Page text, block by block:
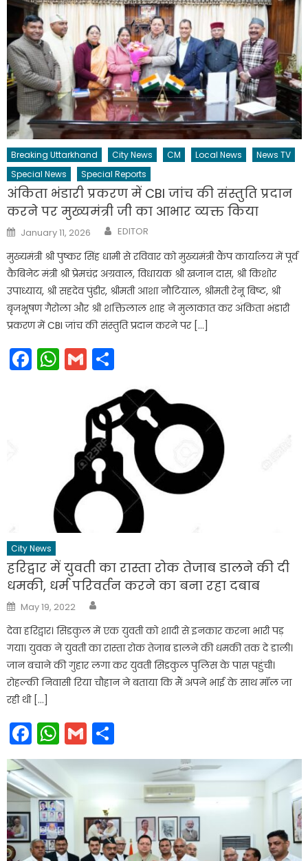
Breaking Uttarkhand City News CM Local News
News TV
Special News
Special Reports
अंकिता भंडारी प्रकरण में CBI जांच की संस्तुति प्रदान
करने पर मुख्यमंत्री जी का आभार व्यक्त किया
Posted
on
January 11, 2026 Author
EDITOR
मुख्यमंत्री श्री पुष्कर सिंह धामी से रविवार को मुख्यमंत्री कैंप कार्यालय में पूर्व
कैबिनेट मंत्री श्री प्रेमचंद्र अग्रवाल, विधायक श्री खजान दास, श्री किशोर
उपाध्याय, श्री सहदेव पुंडीर, श्रीमती आशा नौटियाल, श्रीमती रेनू बिष्ट, श्री
बृजभूषण गैरोला और श्री शक्तिलाल शाह ने मुलाकात कर अंकिता भंडारी
प्रकरण में CBI जांच की संस्तुति प्रदान करने पर […]
Facebook
WhatsApp
Gmail
City News
हरिद्वार में युवती का रास्ता रोक तेजाब डालने की दी
धमकी, धर्म परिवर्तन करने का बना रहा दबाब
Posted
on
May 19, 2022
देवा हरिद्वार। सिडकुल में एक युवती को शादी से इनकार करना भारी पड़
गया। युवक ने युवती का रास्ता रोक तेजाब डालने की धमकी तक दे डाली।
जान बचाने की गुहार लगा कर युवती सिडकुल पुलिस के पास पहुंची।
रोहल्की निवासी रिया चौहान ने बताया कि मैं अपने भाई के साथ मॉल जा
रही थी […]
Facebook
WhatsApp
Gmail